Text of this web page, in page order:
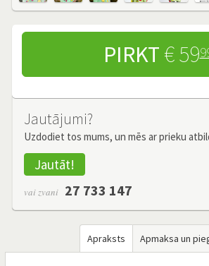
PIRKT € 59
Jautājumi?
Uzdodiet tos mums, un mēs ar prieku
Jautāt!
vai zvani 27 733 147
Apraksts Apmaksa un